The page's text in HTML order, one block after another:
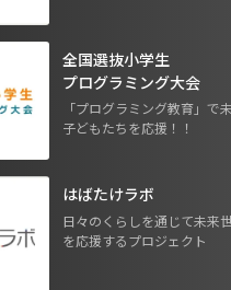
全国選抜小学生
プログラミング大会
「プログラミング教育」で
子どもたちを応援！！
はばたけラボ
日々のくらしを通じて未来
を応援するプロジェクト